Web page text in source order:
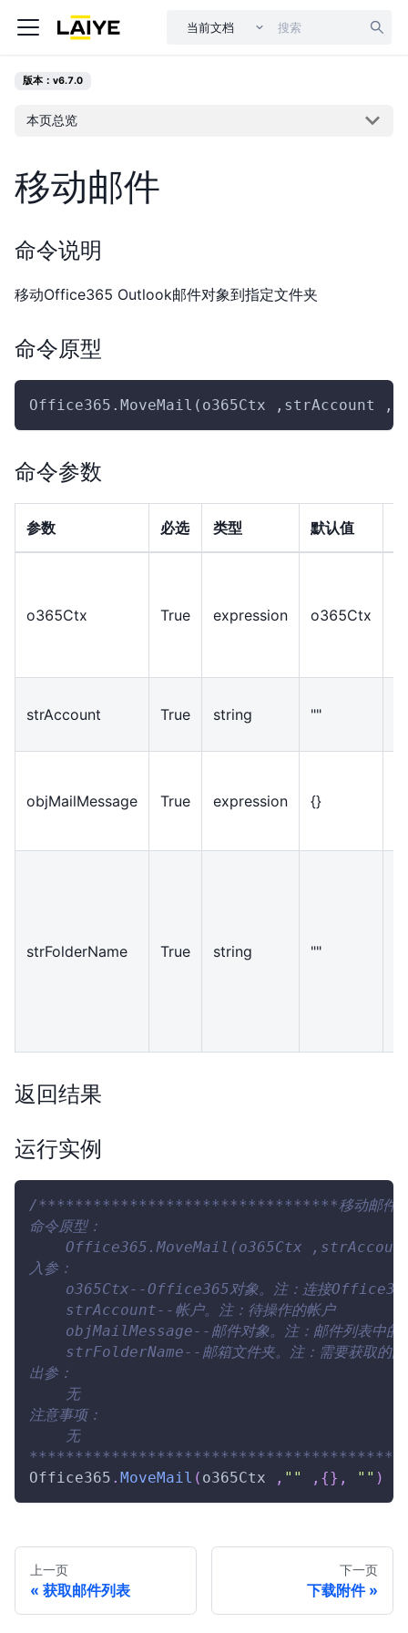
当前文档
版本：v6.7.0
本页总览
移动邮件
命令说明
移动Office365 Outlook邮件对象到指定文件夹
命令原型
Office365.MoveMail(o365Ctx ,strAccount
命令参数
参数 必选 类型 默认值
o365Ctx True expression o365Ctx
strAccount True string ""
objMailMessage True expression {}
strFolderName True string ""
返回结果
运行实例
/*********************************移动邮
命令原型：
Office365.MoveMail(o365Ctx
入参：
o365Ctx--Office365对象。注：连接Office365
    strAccount--帐户。注：待操作的帐户
objMailMessage--邮件对象。注：邮件列表中的
strFolderName--邮箱文件夹。注：需要获取的邮
出参：
    无
注意事项：
    无
Office365 . MoveMail ( o365Ctx , "" , {} , "" )
上一页
获取邮件列表
下一页
下载附件